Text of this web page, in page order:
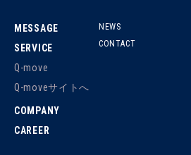
MESSAGE
SERVICE
Q-move
Q-moveサイトへ
COMPANY
CAREER
NEWS
CONTACT